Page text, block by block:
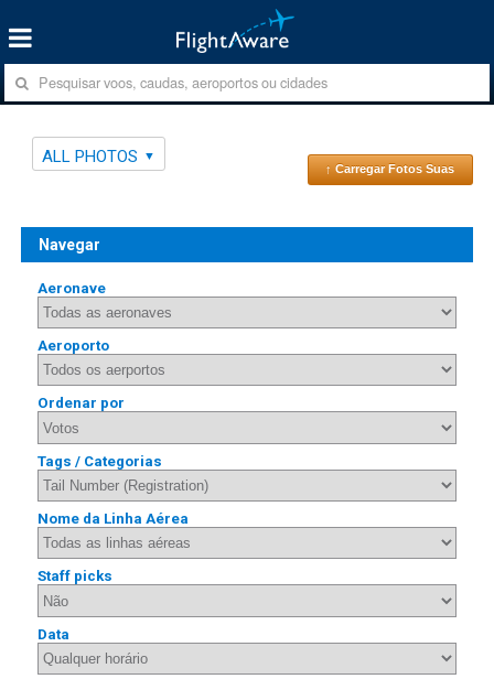
ALL PHOTOS
↑ Carregar Fotos Suas
Navegar
Aeronave
Aeroporto
Ordenar por
Tags / Categorias
Nome da Linha Aérea
Staff picks
Data